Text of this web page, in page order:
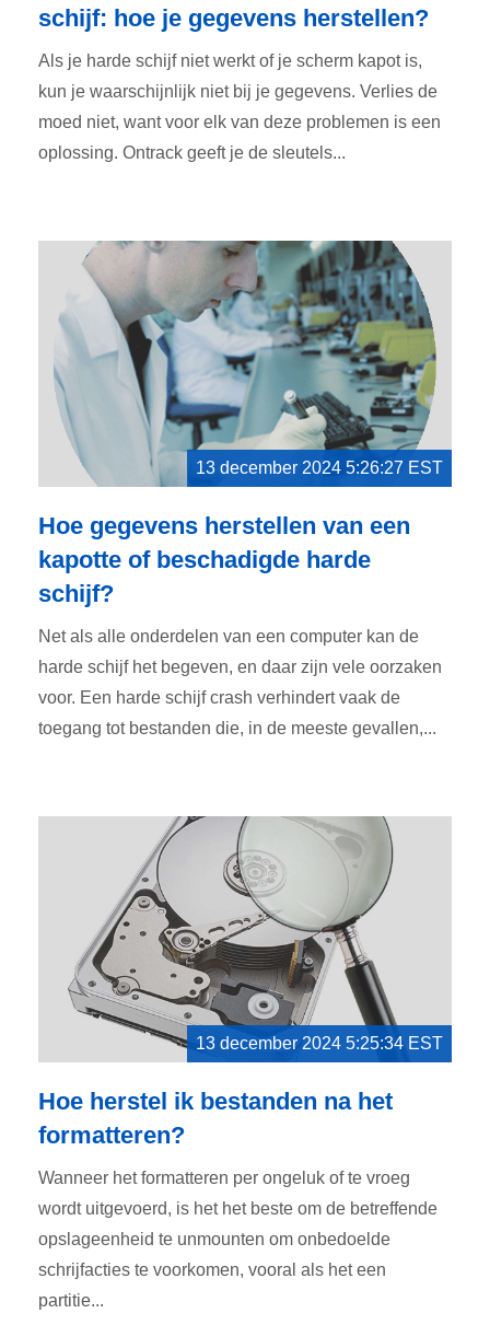
schijf: hoe je gegevens herstellen?
Als je harde schijf niet werkt of je scherm kapot is,
kun je waarschijnlijk niet bij je gegevens. Verlies de
moed niet, want voor elk van deze problemen is een
oplossing. Ontrack geeft je de sleutels...
13 december 2024 5:26:27 EST
Hoe gegevens herstellen van een
kapotte of beschadigde harde
schijf?
Net als alle onderdelen van een computer kan de
harde schijf het begeven, en daar zijn vele oorzaken
voor. Een harde schijf crash verhindert vaak de
toegang tot bestanden die, in de meeste gevallen,...
13 december 2024 5:25:34 EST
Hoe herstel ik bestanden na het
formatteren?
Wanneer het formatteren per ongeluk of te vroeg
wordt uitgevoerd, is het het beste om de betreffende
opslageenheid te unmounten om onbedoelde
schrijfacties te voorkomen, vooral als het een
partitie...